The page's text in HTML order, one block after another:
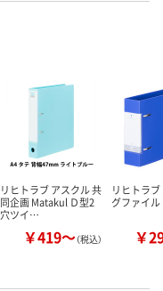
リヒトラブ アスクル 共
同企画 Matakul Ｄ型2
穴ツイ…
￥419～（税込）
リヒトラ
グファイ
￥